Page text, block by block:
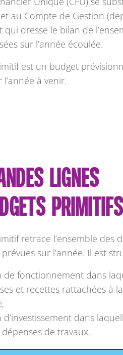
au Compte de Gestion
dresse le bilan de
sur l’année écoulée.
est un budget
à venir.
LIGNES
PRIMITIFS
retrace l’ensemble des
sur l’année. Il est
de fonctionnement dans
et recettes rattachées à
d’investissement dans
de travaux.